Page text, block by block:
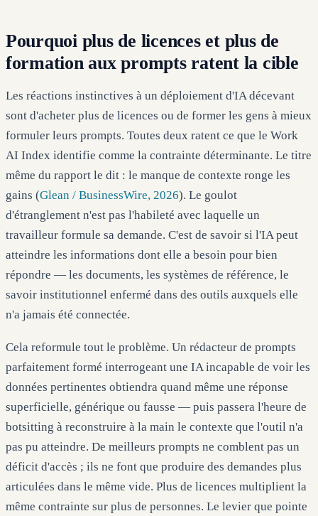
Pourquoi plus de licences et plus de
formation aux prompts ratent la cible
Les réactions instinctives à un déploiement d'IA décevant
sont d'acheter plus de licences ou de former les gens à mieux
formuler leurs prompts. Toutes deux ratent ce que le Work
AI Index identifie comme la contrainte déterminante. Le titre
même du rapport le dit : le manque de contexte ronge les
gains (Glean / BusinessWire, 2026). Le goulot
d'étranglement n'est pas l'habileté avec laquelle un
travailleur formule sa demande. C'est de savoir si l'IA peut
atteindre les informations dont elle a besoin pour bien
répondre — les documents, les systèmes de référence, le
savoir institutionnel enfermé dans des outils auxquels elle
n'a jamais été connectée.
Cela reformule tout le problème. Un rédacteur de prompts
parfaitement formé interrogeant une IA incapable de voir les
données pertinentes obtiendra quand même une réponse
superficielle, générique ou fausse — puis passera l'heure de
botsitting à reconstruire à la main le contexte que l'outil n'a
pas pu atteindre. De meilleurs prompts ne comblent pas un
déficit d'accès ; ils ne font que produire des demandes plus
articulées dans le même vide. Plus de licences multiplient la
même contrainte sur plus de personnes. Le levier que pointe